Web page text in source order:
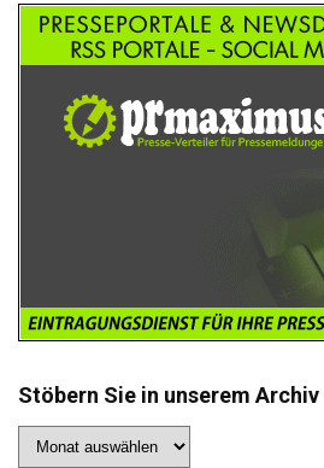
Stöbern Sie in unserem Archiv
Sie